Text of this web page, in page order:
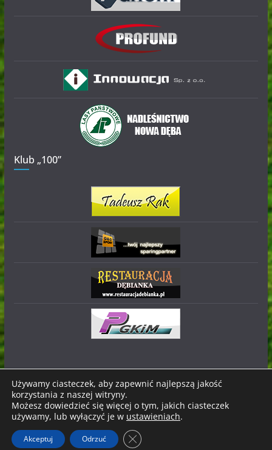
Klub „100”
Prawa autorskie © 2026Stal Nowa Dęba. Wszystkie prawa
zastrzeżone.
Motyw:ColorMagstworzony przez ThemeGrill. Wspierane
przezWordPress
Używamy ciasteczek, aby zapewnić najlepszą jakość
korzystania z naszej witryny.
Możesz dowiedzieć się więcej o tym, jakich ciasteczek
używamy, lub wyłączyć je w ustawieniach.
Akceptuj Odrzuć Zamknij panel powiadomień o